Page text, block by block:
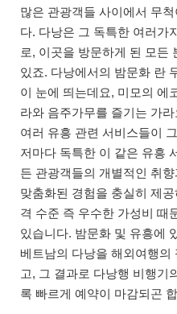
많은 관광객들 사이에서 무
다. 다낭은 그 독특한 여러가
로, 이곳을 방문하게 된 모든
있죠. 다낭에서의 밤문화 란
이 눈에 띄는데요, 미모의 에
라와 음주가무를 즐기는 가
여러 유흥 관련 서비스들이
저마다 독특한 이 같은 유흥
든 관광객들의 개별적인 취
맞춤화된 경험을 충실히 제
격 수준 즉 우수한 가성비 때
있습니다. 밤문화 및 유흥에
베트남의 다낭을 해외여행의
고, 그 결과로 다낭행 비행기
록 빠르게 예약이 마감되곤